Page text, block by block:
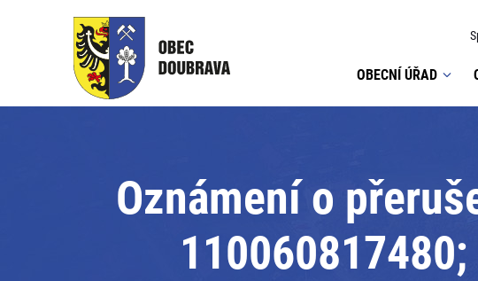
OBECNÍ ÚŘAD
Oznámení o